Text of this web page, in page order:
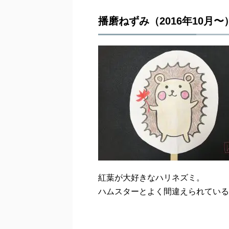
播磨ねずみ（2016年10月〜
紅葉が大好きなハリネズミ。
ハムスターとよく間違えられてい